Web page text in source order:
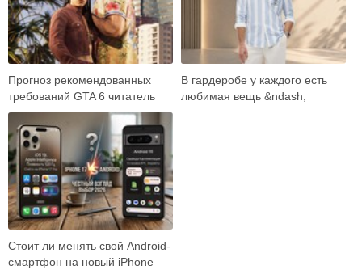
Прогноз рекомендованных
требований GTA 6 читатель
встречает как готовый ответ:
вот карта …
В гардеробе у каждого есть
любимая вещь &ndash;
Стоит ли менять свой Android-
смартфон на новый iPhone